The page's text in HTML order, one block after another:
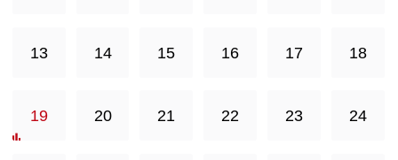
13 14 15 16 17 18
19 20 21 22 23 24